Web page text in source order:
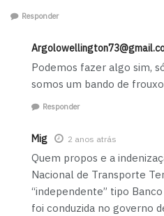
Responder
Podemos fazer algo sim,
somos um bando de
Responder
Mig 2 anos atrás
Quem propos e a
Nacional de Transporte
“independente” tipo
foi conduzida no governo